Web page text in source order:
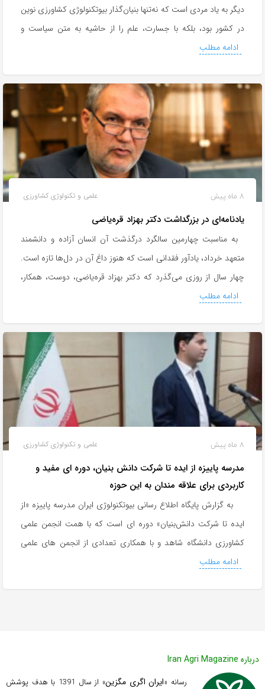
دیگر به یاد مردی است که نه‌تنها بنیان‌گذار بیوتکنولوژی کشاورزی نوین
در کشور بود، بلکه با جسارت، علم را از حاشیه به متن سیاست و
ادامه مطلب
علمی و تکنولوژی کشاورزی 8 ماه پیش
یادنامه‌ای در بزرگداشت دکتر بهزاد قره‌یاضی
به مناسبت چهارمین سالگرد درگذشت آن انسان آزاده و دانشمند
متعهد خرداد، یادآور فقدانی است که هنوز داغ آن در دل‌ها تازه است.
چهار سال از روزی می‌گذرد که دکتر بهزاد قره‌یاضی، دوست، همکار،
ادامه مطلب
علمی و تکنولوژی کشاورزی 8 ماه پیش
مدرسه پاییزه از ایده تا شرکت دانش بنیان، دوره ای مفید و
کاربردی برای علاقه مندان به این حوزه
به گزارش پایگاه اطلاع رسانی بیوتکنولوژی ایران مدرسه پاییزه «از
ایده تا شرکت دانش‌بنیان» دوره ای است که با همت انجمن علمی
کشاورزی دانشگاه شاهد و با همکاری تعدادی از انجمن های علمی
ادامه مطلب
درباره Iran Agri Magazine
رسانه «ایران اگری مگزین
» از سال 1391 با هدف پوشش